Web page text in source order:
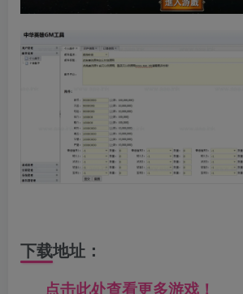
下载地址：
点击此处查看更多游戏！